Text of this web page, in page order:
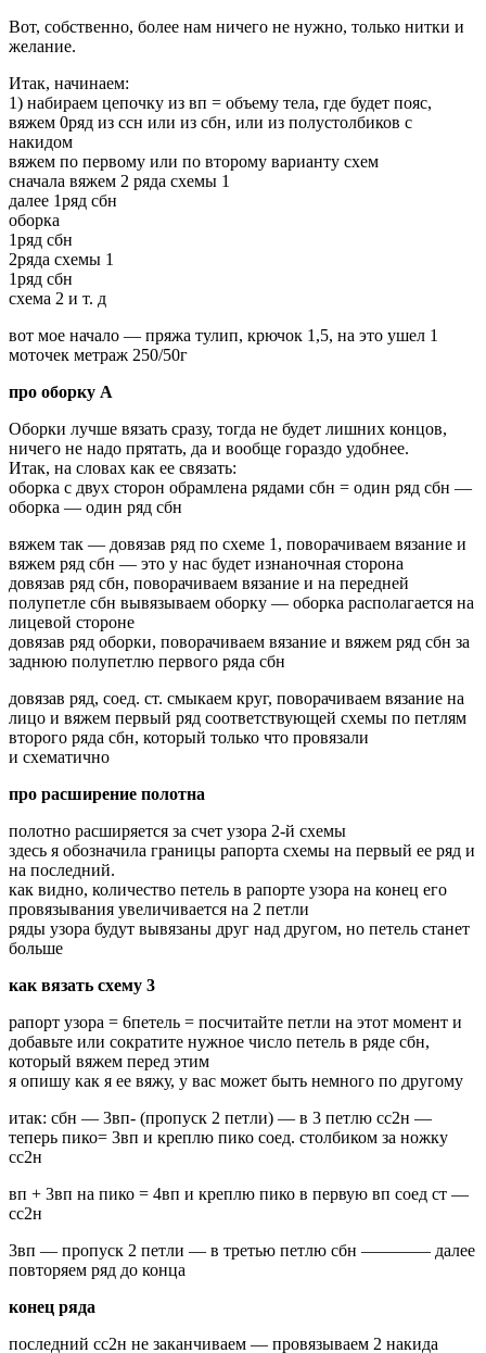
Вот, собственно, более нам ничего не нужно, только нитки и
желание.
Итак, начинаем:
1) набираем цепочку из вп = объему тела, где будет пояс,
вяжем 0ряд из ссн или из сбн, или из полустолбиков с
накидом
вяжем по первому или по второму варианту схем
сначала вяжем 2 ряда схемы 1
далее 1ряд сбн
оборка
1ряд сбн
2ряда схемы 1
1ряд сбн
схема 2 и т. д
вот мое начало — пряжа тулип, крючок 1,5, на это ушел 1
моточек метраж 250/50г
про оборку А
Оборки лучше вязать сразу, тогда не будет лишних концов,
ничего не надо прятать, да и вообще гораздо удобнее.
Итак, на словах как ее связать:
оборка с двух сторон обрамлена рядами сбн = один ряд сбн —
оборка — один ряд сбн
вяжем так — довязав ряд по схеме 1, поворачиваем вязание и
вяжем ряд сбн — это у нас будет изнаночная сторона
довязав ряд сбн, поворачиваем вязание и на передней
полупетле сбн вывязываем оборку — оборка располагается на
лицевой стороне
довязав ряд оборки, поворачиваем вязание и вяжем ряд сбн за
заднюю полупетлю первого ряда сбн
довязав ряд, соед. ст. смыкаем круг, поворачиваем вязание на
лицо и вяжем первый ряд соответствующей схемы по петлям
второго ряда сбн, который только что провязали
и схематично
про расширение полотна
полотно расширяется за счет узора 2-й схемы
здесь я обозначила границы рапорта схемы на первый ее ряд и
на последний.
как видно, количество петель в рапорте узора на конец его
провязывания увеличивается на 2 петли
ряды узора будут вывязаны друг над другом, но петель станет
больше
как вязать схему 3
рапорт узора = 6петель = посчитайте петли на этот момент и
добавьте или сократите нужное число петель в ряде сбн,
который вяжем перед этим
я опишу как я ее вяжу, у вас может быть немного по другому
итак: сбн — 3вп- (пропуск 2 петли) — в 3 петлю сс2н —
теперь пико= 3вп и креплю пико соед. столбиком за ножку
сс2н
вп + 3вп на пико = 4вп и креплю пико в первую вп соед ст —
сс2н
3вп — пропуск 2 петли — в третью петлю сбн ———— далее
повторяем ряд до конца
конец ряда
последний сс2н не заканчиваем — провязываем 2 накида